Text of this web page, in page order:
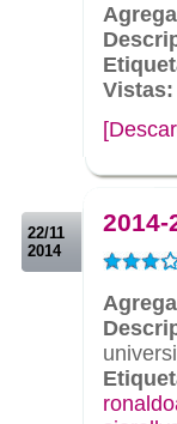
Vistas:
22/11
2014
2014-